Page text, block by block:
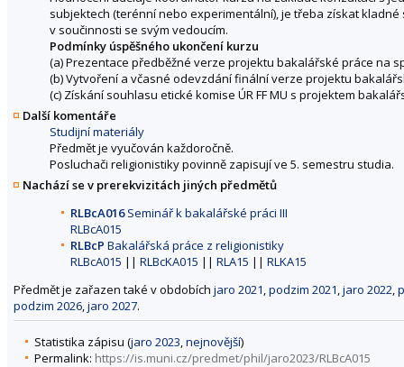
subjektech (terénní nebo experimentální), je třeba získat
v součinnosti se svým vedoucím.
Podmínky úspěšného ukončení kurzu
(a) Prezentace předběžné verze projektu bakalářské práce na
(b) Vytvoření a včasné odevzdání finální verze projektu
(c) Získání souhlasu etické komise ÚR FF MU s projektem
Další komentáře
Studijní materiály
Předmět je vyučován každoročně.
Posluchači religionistiky povinně zapisují ve 5. semestru studia.
Nachází se v prerekvizitách jiných předmětů
RLBcA016Seminář k bakalářské práci III
RLBcA015
RLBcP Bakalářská práce z religionistiky
RLBcA015 || RLBcKA015 || RLA15 || RLKA15
Předmět je zařazen také v obdobích jaro 2021,podzim 2021,jaro 2022,
podzim 2026,jaro 2027.
Statistika zápisu (jaro 2023,nejnovější)
Permalink: https://is.muni.cz/predmet/phil/jaro2023/RLBcA015